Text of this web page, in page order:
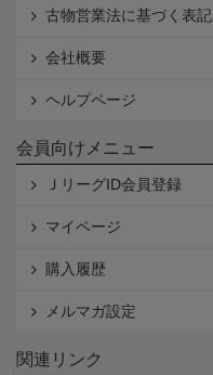
古物営業法に基づく表記
会社概要
ヘルプページ
会員向けメニュー
ＪリーグID会員登録
マイページ
購入履歴
メルマガ設定
関連リンク